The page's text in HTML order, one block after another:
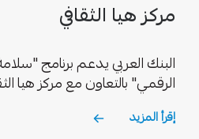
مركز هيا الثقافي
البنك العربي يدعم برنامج
الرقمي" بالتعاون مع مركز هيا
إقرأ المزيد